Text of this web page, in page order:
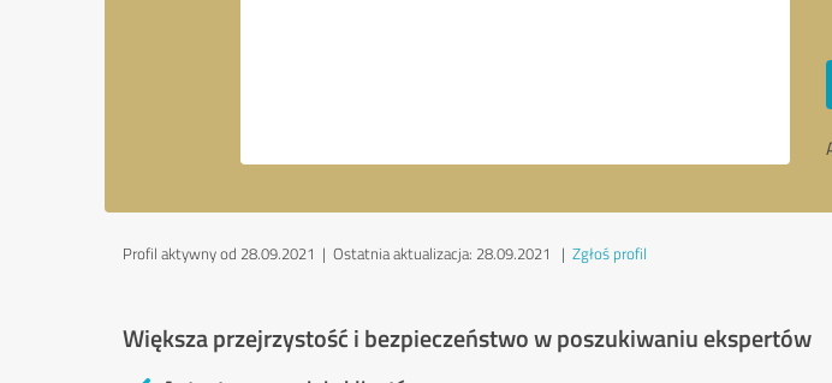
Profil aktywny od 28.09.2021 | Ostatnia aktualizacja: 28.09.2021 | Zgłoś profil
Większa przejrzystość i bezpieczeństwo w poszukiwaniu ekspertów